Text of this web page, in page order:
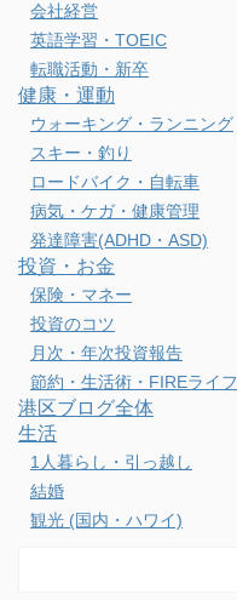
会社経営
英語学習・TOEIC
転職活動・新卒
健康・運動
ウォーキング・ランニング
スキー・釣り
ロードバイク・自転車
病気・ケガ・健康管理
発達障害(ADHD・ASD)
投資・お金
保険・マネー
投資のコツ
月次・年次投資報告
節約・生活術・FIREライフ
港区ブログ全体
生活
1人暮らし・引っ越し
結婚
観光 (国内・ハワイ)